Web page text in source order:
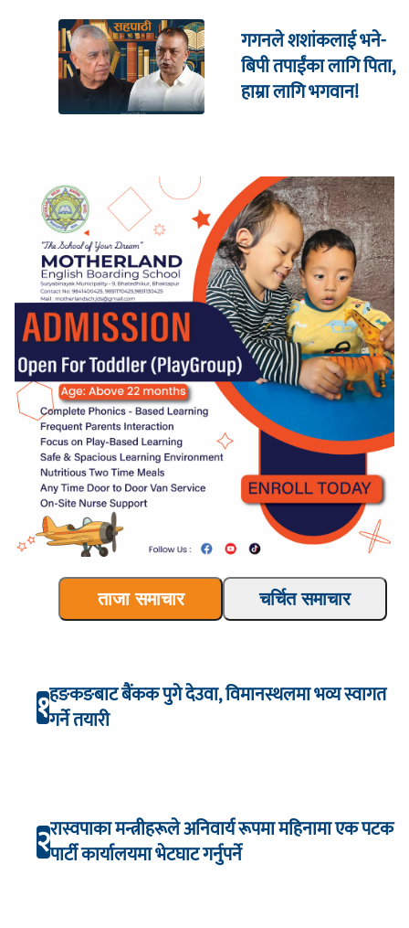
गगनले शशांकलाई भने-
बिपी तपाईंका लागि पिता,
हाम्रा लागि भगवान!
ताजा समाचार चर्चित समाचार
१हङकङबाट बैंकक पुगे देउवा, विमानस्थलमा भव्य स्वागत
गर्ने तयारी
२रास्वपाका मन्त्रीहरूले अनिवार्य रूपमा महिनामा एक पटक
पार्टी कार्यालयमा भेटघाट गर्नुपर्ने